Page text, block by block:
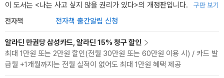
이 도서는 <나는 사고 싶지 않을 권리가 있다>의 개정판입니다. 구판 보기
전자책 전자책 출간알림 신청
알라딘 만권당 삼성카드, 알라딘 15% 청구 할인
최대 1만원 또는 2만원 할인(전월 30만원 또는 60만원 이용 시) / 카드 발
급월 +1개월까지는 전월 실적이 없어도 최대 1만원 혜택 제공